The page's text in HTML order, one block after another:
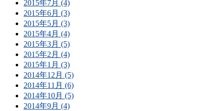
2015年7月 (4)
2015年6月 (3)
2015年5月 (3)
2015年4月 (4)
2015年3月 (5)
2015年2月 (4)
2015年1月 (3)
2014年12月 (5)
2014年11月 (6)
2014年10月 (5)
2014年9月 (4)